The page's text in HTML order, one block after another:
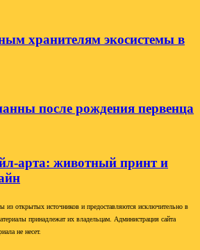
хранителям экосистемы в
после рождения первенца
арта: животный принт и
из открытых источников и предоставляются исключительно в
принадлежат их владельцам. Администрация сайта
не несет.